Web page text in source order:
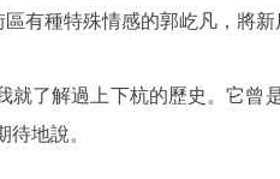
有種特殊情感的郭屹凡，將
就了解過上下杭的歷史。它
待地說。